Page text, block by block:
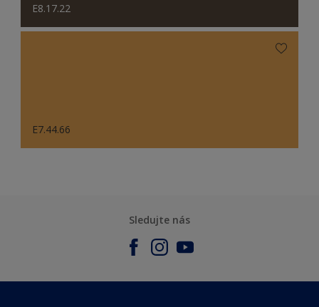
E8.17.22
E7.44.66
Sledujte nás